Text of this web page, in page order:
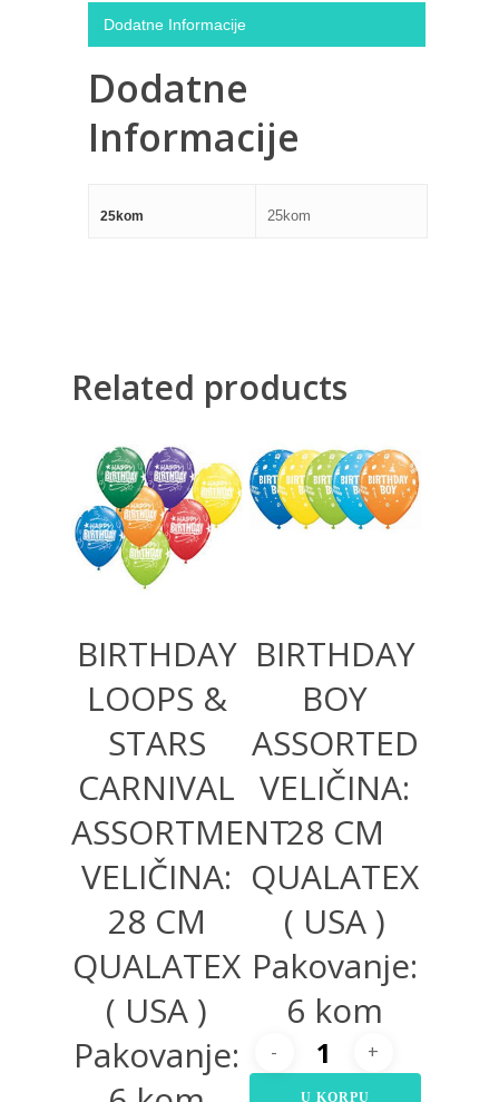
Dodatne Informacije
Dodatne
Informacije
25kom 25kom
Related products
360,00RSD
BIRTHDAY
LOOPS &
STARS
CARNIVAL
ASSORTMENT
VELIČINA:
28 CM
QUALATEX
( USA )
Pakovanje:
360,00RSD
BIRTHDAY
BOY
ASSORTED
VELIČINA:
28 CM
QUALATEX
( USA )
Pakovanje:
6 kom
U KORPU